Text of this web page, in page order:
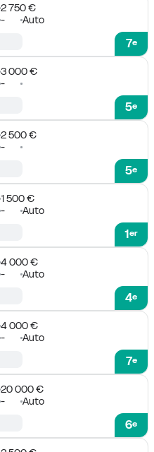
2 750 €
- Auto
7e
3 000 €
-
5e
2 500 €
-
5e
1 500 €
- Auto
1er
4 000 €
- Auto
4e
4 000 €
- Auto
7e
20 000 €
- Auto
6e